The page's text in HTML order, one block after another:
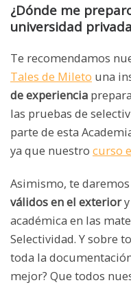
¿Dónde me
universidad
Te recomendamos
Tales de Mileto una
de experiencia
las pruebas de
parte de esta
ya que nuestro curso
Asimismo, te
válidos en el exteriory
académica en las
Selectividad. Y sobre
toda la
mejor? Que todos